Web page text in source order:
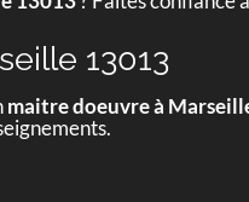
13013
maitre doeuvre à